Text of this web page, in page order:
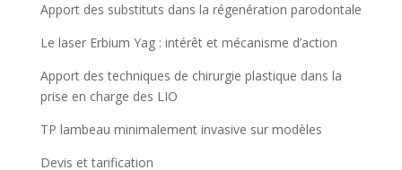
Apport des substituts dans la régenération parodontale
Le laser Erbium Yag : intérêt et mécanisme d’action
Apport des techniques de chirurgie plastique dans la
prise en charge des LIO
TP lambeau minimalement invasive sur modèles
Devis et tarification